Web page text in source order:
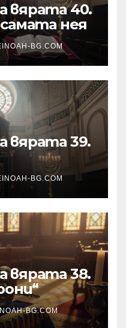
вярата 40.
нея
BG.COM
вярата 39.
BG.COM
вярата 38.
BG.COM